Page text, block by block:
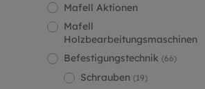
Mafell Aktionen
Mafell
Holzbearbeitungsmaschinen
Befestigungstechnik (66)
Schrauben (19)